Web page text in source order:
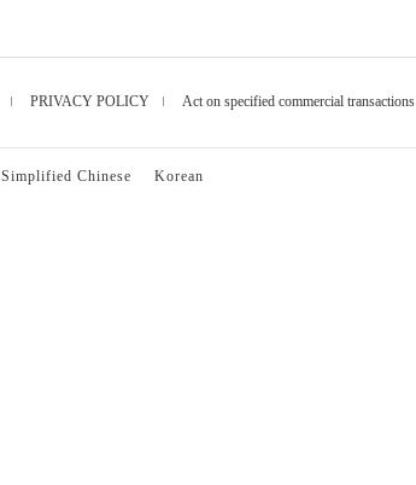
PRIVACY POLICY Act on specified commercial transactions
Simplified Chinese Korean